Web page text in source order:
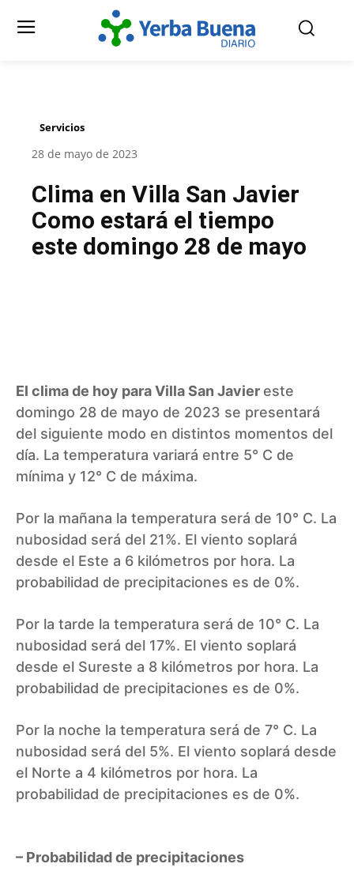
Servicios
28 de mayo de 2023
Clima en Villa San Javier
Como estará el tiempo
este domingo 28 de mayo
El clima de hoy para Villa San Javier este
domingo 28 de mayo de 2023 se presentará
del siguiente modo en distintos momentos del
día. La temperatura variará entre 5° C de
mínima y 12° C de máxima.
Por la mañana la temperatura será de 10° C. La
nubosidad será del 21%. El viento soplará
desde el Este a 6 kilómetros por hora. La
probabilidad de precipitaciones es de 0%.
Por la tarde la temperatura será de 10° C. La
nubosidad será del 17%. El viento soplará
desde el Sureste a 8 kilómetros por hora. La
probabilidad de precipitaciones es de 0%.
Por la noche la temperatura será de 7° C. La
nubosidad será del 5%. El viento soplará desde
el Norte a 4 kilómetros por hora. La
probabilidad de precipitaciones es de 0%.
– Probabilidad de precipitaciones